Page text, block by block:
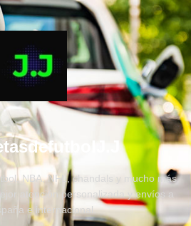
NBA, NFL, chandals y mucho más
atención personalizada y envíos a
e internacional.